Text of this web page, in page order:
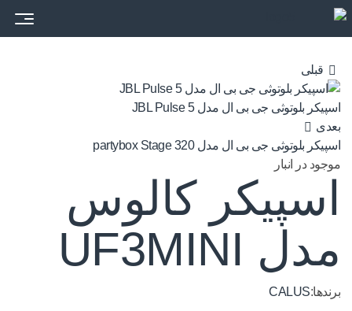
قبلی
اسپیکر بلوتوثی جی بی ال مدل JBL Pulse 5
بعدی
اسپیکر بلوتوثی جی بی ال مدل partybox Stage 320
موجود در انبار
اسپیکر کالوس
مدل UF3MINI
برندها:CALUS